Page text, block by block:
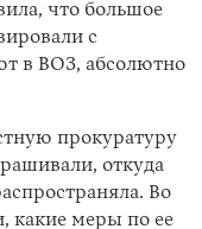
что большое
с
в ВОЗ, абсолютно
прокуратуру
откуда
Во
какие меры по ее